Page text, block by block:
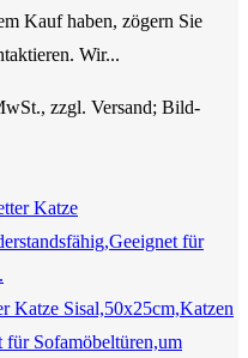
Kauf haben, zögern Sie
Wir...
zzgl. Versand; Bild-
Katze Sisal,50x25cm,Katzen
für Sofamöbeltüren,um